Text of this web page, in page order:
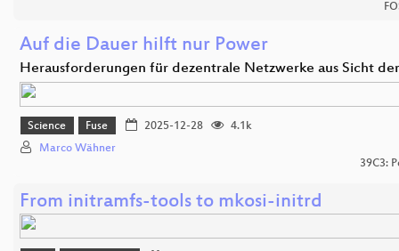
Auf die Dauer hilft nur Power
Herausforderungen für dezentrale Netzwerke aus Sicht
Science Fuse 2025-12-28
4.1k
Marco Wähner
39C3:
From initramfs-tools to mkosi-initrd